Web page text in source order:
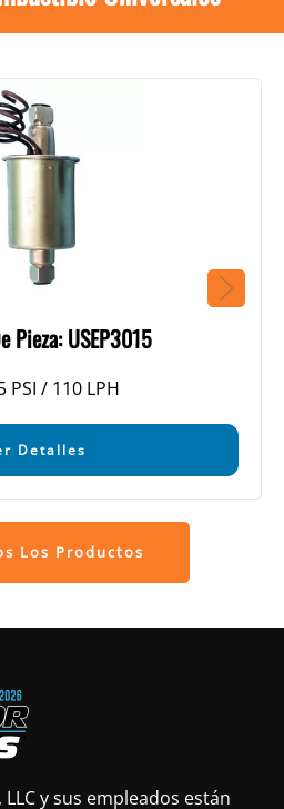
Pieza: USEP3015
PSI / 110 LPH
Detalles
Los Productos
LLC y sus empleados están